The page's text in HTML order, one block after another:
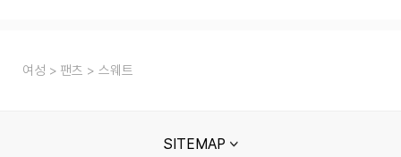
여성 팬츠 스웨트
SITEMAP